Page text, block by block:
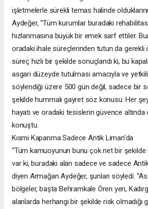
işletmelerle sürekli temas halinde
Aydeğer, “Tüm kurumlar buradaki
hızlanmasına büyük bir emek sarf ettiler.
oradaki ihale süreçlerinden tutun da gerekli
süreç hızlı bir şekilde sonuçlandı ki, bu
asgari düzeyde tutulması amacıyla ve
söylendiği üzere 500 gün değil, sadece bir
şekilde hummalı gayret söz konusu. Her
hayatı ve oradaki tesislerin güvence altında
konuştu.
Kısmi Kapanma Sadece Antik Liman’da
“Tüm kamuoyunun bunu çok net bir
var ki, buradaki alan sadece ve sadece Antik
diyen Armağan Aydeğer, şunları söyledi:
bölgeler, başta Behramkale Ören yeri,
alanlarda herhangi bir şekilde risk olmadığı